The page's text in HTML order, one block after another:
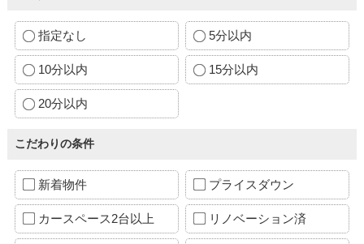
指定なし 5分以内
10分以内 15分以内
20分以内
こだわりの条件
新着物件 プライスダウン
カースペース2台以上 リノベーション済